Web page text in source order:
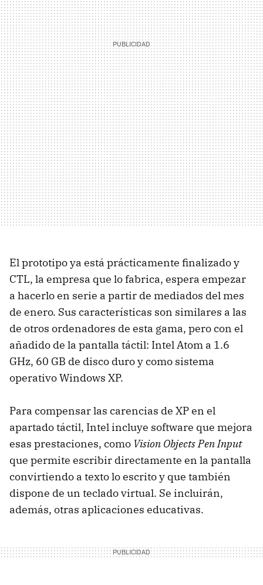
El prototipo ya está prácticamente finalizado y
CTL, la empresa que lo fabrica, espera empezar
a hacerlo en serie a partir de mediados del mes
de enero. Sus características son similares a las
de otros ordenadores de esta gama, pero con el
añadido de la pantalla táctil: Intel Atom a 1.6
GHz, 60 GB de disco duro y como sistema
operativo Windows XP.
Para compensar las carencias de XP en el
apartado táctil, Intel incluye software que mejora
esas prestaciones, como Vision Objects Pen Input
que permite escribir directamente en la pantalla
convirtiendo a texto lo escrito y que también
dispone de un teclado virtual. Se incluirán,
además, otras aplicaciones educativas.